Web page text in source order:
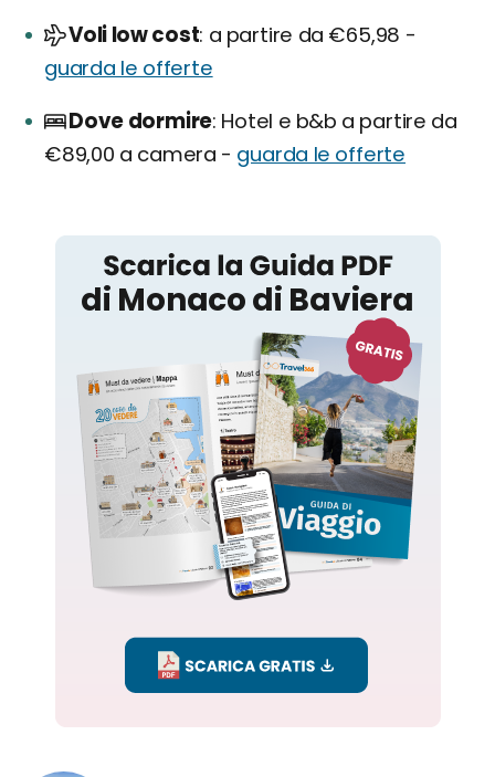
Voli low cost a partire da €65,98 -
guarda le offerte
Dove dormire Hotel e b&b a partire da
€89,00 a camera - guarda le offerte
Monaco di Baviera